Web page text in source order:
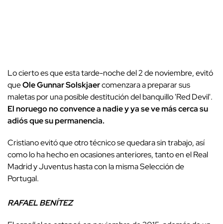
Lo cierto es que esta tarde-noche del 2 de noviembre, evitó
queOle Gunnar Solskjaercomenzara a preparar sus
maletas por una posible destitución del banquillo 'Red Devil'.
El noruego no convence a nadie y ya se ve más cerca su
adiós que su permanencia.
Cristiano evitó que otro técnico se quedara sin trabajo, así
como lo ha hecho en ocasiones anteriores, tanto en el Real
Madrid y Juventus hasta con la misma Selección de
Portugal.
RAFAEL BENÍTEZ